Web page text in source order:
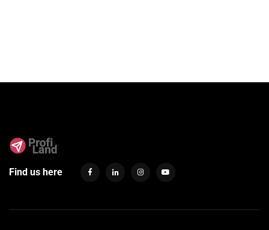
Find us here